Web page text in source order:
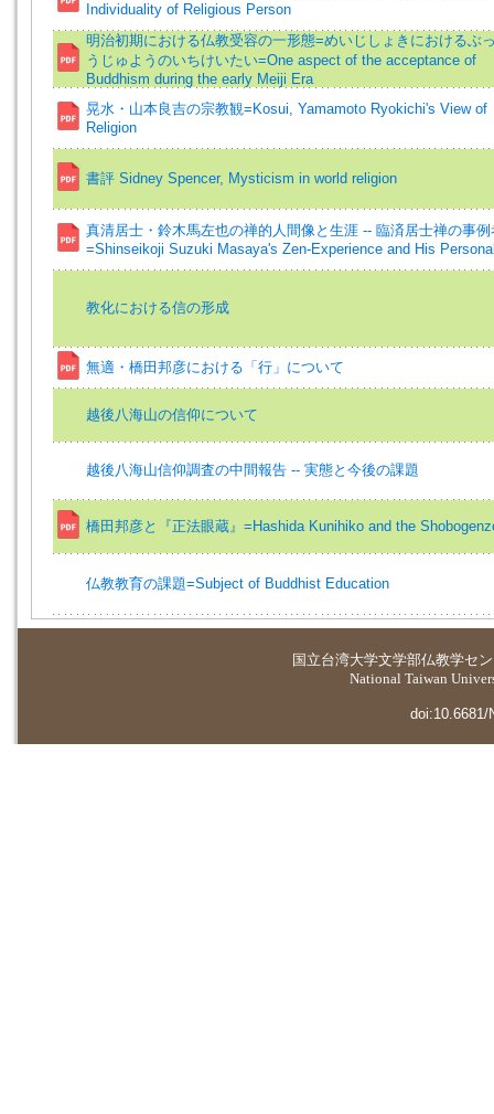
Individuality of Religious Person
明治初期における仏教受容の一形態=めいじしょきにおけるぶ
うじゅようのいちけいたい=One aspect of the acceptance of
Buddhism during the early Meiji Era
晃水・山本良吉の宗教観=Kosui, Yamamoto Ryokichi's View of
Religion
書評 Sidney Spencer, Mysticism in world religion
真清居士・鈴木馬左也の禅的人間像と生涯 -- 臨済居士禅の事例
=Shinseikoji Suzuki Masaya's Zen-Experience and His
教化における信の形成
無適・橋田邦彦における「行」について
越後八海山の信仰について
越後八海山信仰調査の中間報告 -- 実態と今後の課題
橋田邦彦と『正法眼蔵』=Hashida Kunihiko and the
仏教教育の課題=Subject of Buddhist Education
国立台湾大学文学部仏教学セ
National Taiwan
doi:10.6681/